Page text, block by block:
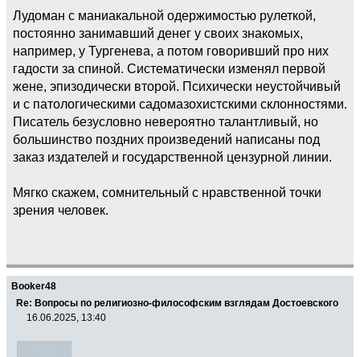
Лудоман с маниакальной одержимостью рулеткой,
постоянно занимавший денег у своих знакомых,
например, у Тургенева, а потом говоривший про них
гадости за спиной. Систематически изменял первой
жене, эпизодически второй. Психически неустойчивый
и с патологическими садомазохистскими склонностями.
Писатель безусловно невероятно талантливый, но
большинство поздних произведений написаны под
заказ издателей и государственной цензурной линии.
Мягко скажем, сомнительный с нравственной точки
зрения человек.
Booker48
Re: Вопросы по религиозно-философским взглядам Достоевского
16.06.2025, 13:40